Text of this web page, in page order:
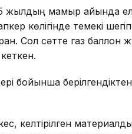
жылдың мамыр айында
көлігінде темекі
Сол сәтте газ баллон
бойынша
келтірілген